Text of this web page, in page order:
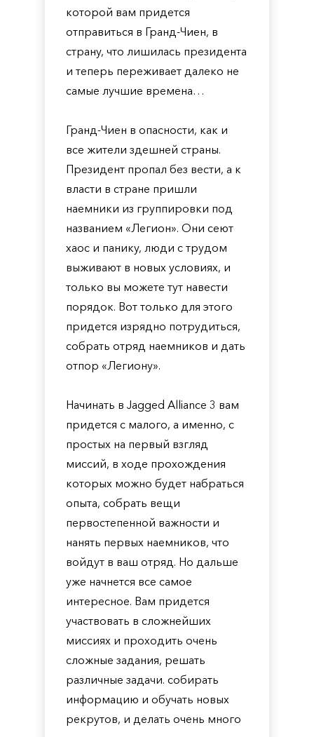
которой вам придется
отправиться в Гранд-Чиен, в
страну, что лишилась президента
и теперь переживает далеко не
самые лучшие времена…
Гранд-Чиен в опасности, как и
все жители здешней страны.
Президент пропал без вести, а к
власти в стране пришли
наемники из группировки под
названием «Легион». Они сеют
хаос и панику, люди с трудом
выживают в новых условиях, и
только вы можете тут навести
порядок. Вот только для этого
придется изрядно потрудиться,
собрать отряд наемников и дать
отпор «Легиону».
Начинать в Jagged Alliance 3 вам
придется с малого, а именно, с
простых на первый взгляд
миссий, в ходе прохождения
которых можно будет набраться
опыта, собрать вещи
первостепенной важности и
нанять первых наемников, что
войдут в ваш отряд. Но дальше
уже начнется все самое
интересное. Вам придется
участвовать в сложнейших
миссиях и проходить очень
сложные задания, решать
различные задачи. собирать
информацию и обучать новых
рекрутов, и делать очень много